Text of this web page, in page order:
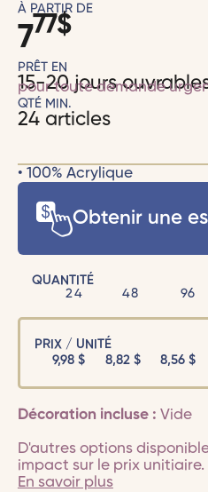
À PARTIR DE
777$
PRÊT EN
15-20 jours
pour toute demande
QTÉ MIN.
24 articles
• 100% Acrylique
Obtenir une
QUANTITÉ
24
48 96
PRIX / UNITÉ
9,98$ 8,82 $ 8,56$
Décoration incluse : Vide
D'autres options
impact sur le prix unitiaire.
En savoir plus